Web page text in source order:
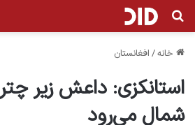
جستجو برای
خانه/ افغانستان
استانکزی: داعش زیر
شمال می‌رود